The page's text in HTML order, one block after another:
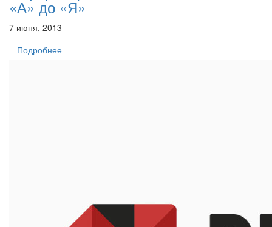
«А» до «Я»
7 июня, 2013
Подробнее